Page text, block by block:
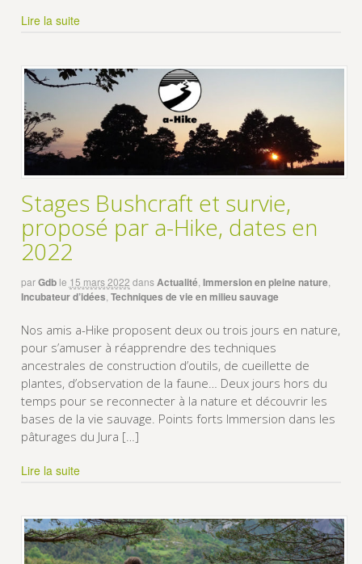
Lire la suite
Stages Bushcraft et survie,
proposé par a-Hike, dates en
2022
parGdb le 15 mars 2022 dansActualité, Immersion en pleine nature,
Incubateur d’idées Techniques de vie en milieu sauvage
Nos amis a-Hike proposent deux ou trois jours en nature,
pour s’amuser à réapprendre des techniques
ancestrales de construction d’outils, de cueillette de
plantes, d’observation de la faune… Deux jours hors du
temps pour se reconnecter à la nature et découvrir les
bases de la vie sauvage. Points forts Immersion dans les
pâturages du Jura […]
Lire la suite